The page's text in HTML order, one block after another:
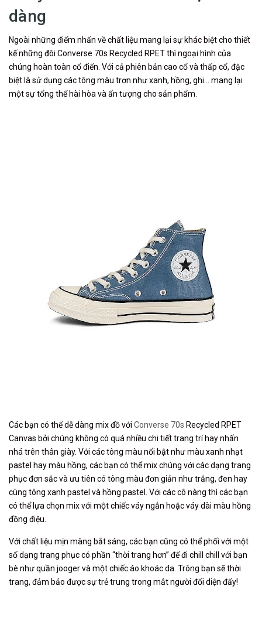
dàng
Ngoài những điểm nhấn về chất liệu mang lại sự khác biệt cho thiết
kế những đôi Converse 70s Recycled RPET thì ngoại hình của
chúng hoàn toàn cổ điển. Với cả phiên bản cao cổ và thấp cổ, đặc
biệt là sử dụng các tông màu trơn như xanh, hồng, ghi… mang lại
một sự tổng thể hài hòa và ấn tượng cho sản phẩm.
Các bạn có thể dễ dàng mix đồ với Converse 70s Recycled RPET
Canvas bởi chúng không có quá nhiều chi tiết trang trí hay nhấn
nhá trên thân giày. Với các tông màu nổi bật như màu xanh nhạt
pastel hay màu hồng, các bạn có thể mix chúng với các dạng trang
phục đơn sắc và ưu tiên có tông màu đơn giản như trắng, đen hay
cùng tông xanh pastel và hồng pastel. Với các cô nàng thì các bạn
có thể lựa chọn mix với một chiếc váy ngắn hoặc váy dài màu hồng
đồng điệu.
Với chất liệu mịn màng bắt sáng, các bạn cũng có thể phối với một
số dạng trang phục có phần “thời trang hơn” để đi chill chill với bạn
bè như quần jooger và một chiếc áo khoác da. Trông bạn sẽ thời
trang, đảm bảo được sự trẻ trung trong mắt người đối diện đấy!